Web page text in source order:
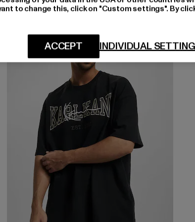
-42%
to change this, click on "Custom settings". By
INDIVIDUAL
ACCEPT